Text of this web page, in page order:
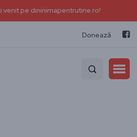
venit pe dininimapentrutine.ro!
Donează